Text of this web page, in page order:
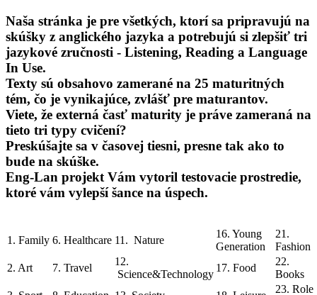
Naša stránka je pre všetkých, ktorí sa pripravujú na
skúšky z anglického jazyka a potrebujú si zlepšiť tri
jazykové zručnosti - Listening, Reading a Language
In Use.
Texty sú obsahovo zamerané na 25 maturitných
tém, čo je vynikajúce, zvlášť pre maturantov.
Viete, že externá časť maturity je práve zameraná na
tieto tri typy cvičení?
Preskúšajte sa v časovej tiesni, presne tak ako to
bude na skúške.
Eng-Lan projekt Vám vytoril testovacie prostredie,
ktoré vám vylepší šance na úspech.
1. Family 6. Healthcare 11. Nature
16. Young
Generation
21.
Fashion
2. Art
7. Travel
12.
Science&Technology
17. Food
22.
Books
23. Role